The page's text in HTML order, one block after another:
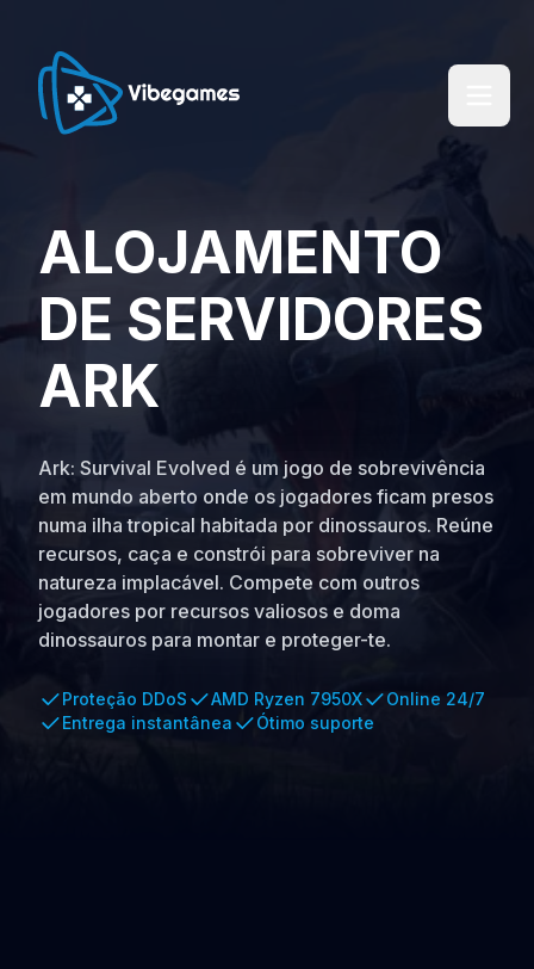
ALOJAMENTO
DE SERVIDORES
ARK
Ark: Survival Evolved é um jogo de sobrevivência
em mundo aberto onde os jogadores ficam presos
numa ilha tropical habitada por dinossauros. Reúne
recursos, caça e constrói para sobreviver na
natureza implacável. Compete com outros
jogadores por recursos valiosos e doma
dinossauros para montar e proteger-te.
Proteção DDoS AMD Ryzen 7950X
Online 24/7
Entrega instantânea
Ótimo suporte